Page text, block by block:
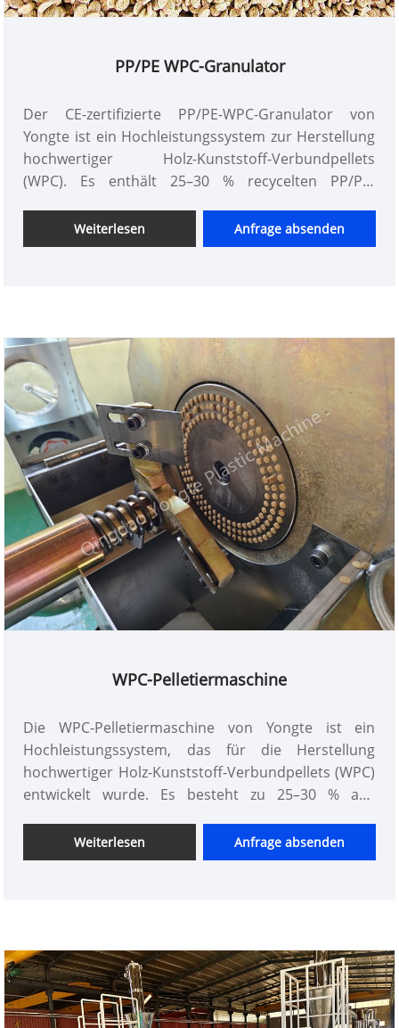
PP/PE WPC-Granulator
Der CE-zertifizierte PP/PE-WPC-Granulator von
Yongte ist ein Hochleistungssystem zur Herstellung
hochwertiger Holz-Kunststoff-Verbundpellets
(WPC). Es enthält 25–30 % recycelten PP/PE-
ein optimales Gleichgewicht zwischen Nachhaltigkeit
und Materialeffizienz. Ausgestattet mit erstklassigen
Maschine außergewöhnliche Produktivität und
verfügt über eine Produktionskapazität von bis zu
1000 kg/h. Sein umweltfreundliches Design und die
vereinfachten Wartungsverfahren machen es zu
einer idealen Lösung für die WPC-Pelletproduktion
im industriellen Maßstab und gewährleisten eine
gleichbleibende Produktqualität und einen
zuverlässigen Langzeitbetrieb.
Weiterlesen Anfrage absenden
WPC-Pelletiermaschine
Die WPC-Pelletiermaschine von Yongte ist ein
Hochleistungssystem, das für die Herstellung
hochwertiger Holz-Kunststoff-Verbundpellets (WPC)
entwickelt wurde. Es besteht zu 25–30 % aus
Holzpulver, wodurch Nachhaltigkeit und
Materialeffizienz in Einklang gebracht werden.
Edelstahl 304 – bietet die Maschine eine
außergewöhnliche Produktivität mit einer
Ausstoßkapazität von bis zu 1000 kg/h. Sein
umweltfreundliches Design und die vereinfachte
Weiterlesen Anfrage absenden